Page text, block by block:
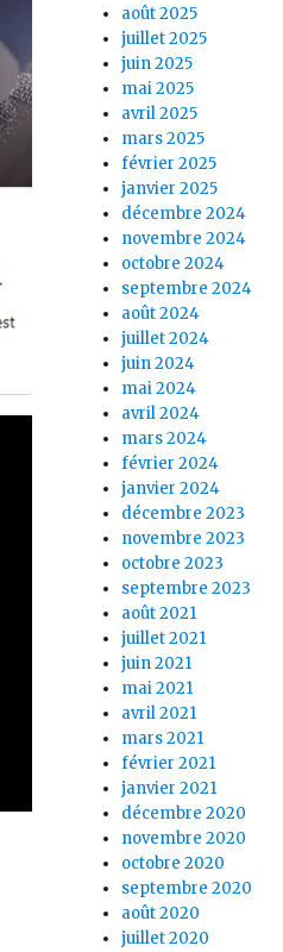
août 2025
juillet 2025
juin 2025
mai 2025
avril 2025
mars 2025
février 2025
janvier 2025
décembre 2024
novembre 2024
octobre 2024
septembre 2024
août 2024
juillet 2024
juin 2024
mai 2024
avril 2024
mars 2024
février 2024
janvier 2024
décembre 2023
novembre 2023
octobre 2023
septembre 2023
août 2021
juillet 2021
juin 2021
mai 2021
avril 2021
mars 2021
février 2021
janvier 2021
décembre 2020
novembre 2020
octobre 2020
septembre 2020
août 2020
juillet 2020